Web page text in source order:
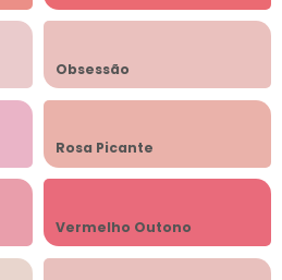
Obsessão
Rosa Picante
Vermelho Outono